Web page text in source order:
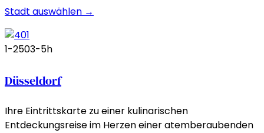
Stadt auswählen →
1-2503-5h
Düsseldorf
Ihre Eintrittskarte zu einer kulinarischen
Entdeckungsreise im Herzen einer atemberaubenden